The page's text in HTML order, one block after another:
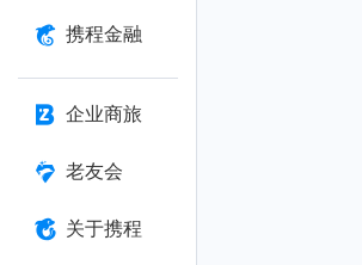
携程金融
企业商旅
老友会
关于携程